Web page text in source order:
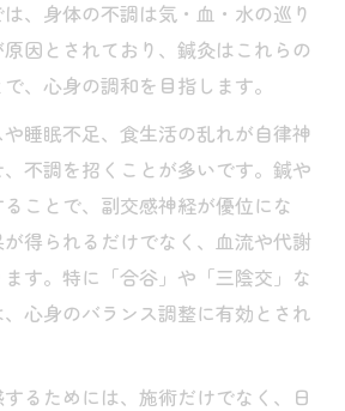
、身体の不調は気・血・水の巡り
因とされており、鍼灸はこれらの
、心身の調和を目指します。
睡眠不足、食生活の乱れが自律神
不調を招くことが多いです。鍼や
ことで、副交感神経が優位にな
得られるだけでなく、血流や代謝
す。特に「合谷」や「三陰交」な
心身のバランス調整に有効とされ
るためには、施術だけでなく、日